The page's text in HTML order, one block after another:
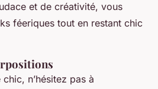
et de créativité, vous
féeriques tout en restant chic
n’hésitez pas à